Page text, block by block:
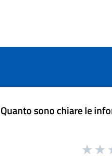
Quanto sono chiare le